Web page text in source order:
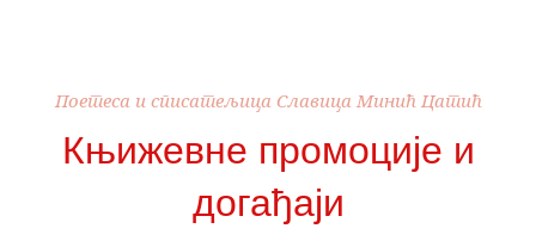
Поетеса и списатељица Славица Минић Цатић
Књижевне промоције и
догађаји